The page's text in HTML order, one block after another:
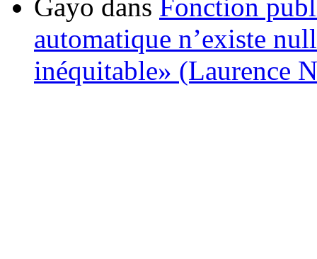
Gayo dans Fonction
automatique n’existe
inéquitable» (Laurence